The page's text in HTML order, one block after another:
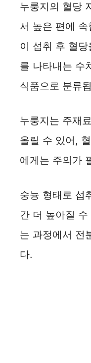
누룽지의 혈당
서 높은 편에
이 섭취 후 혈
를 나타내는 수
식품으로 분류
누룽지는 주재
올릴 수 있어,
에게는 주의가
숭늉 형태로 섭
간 더 높아질
는 과정에서 전
다.